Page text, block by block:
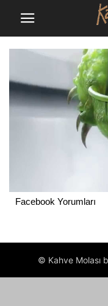
Facebook Yorumları
© Kahve Molası